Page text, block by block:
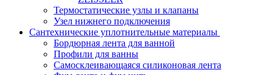
Термостатические узлы и клапаны
Узел нижнего подключения
Сантехнические уплотнительные материалы
Бордюрная лента для ванной
Профили для ванны
Самосклеивающаяся силиконовая лента